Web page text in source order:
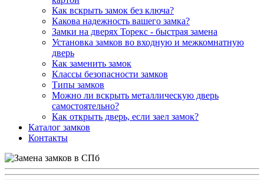
Как вскрыть замок без ключа?
Какова надежность вашего замка?
Замки на дверях Торекс - быстрая замена
Установка замков во входную и межкомнатную
дверь
Как заменить замок
Классы безопасности замков
Типы замков
Можно ли вскрыть металлическую дверь
самостоятельно?
Как открыть дверь, если заел замок?
Каталог замков
Контакты